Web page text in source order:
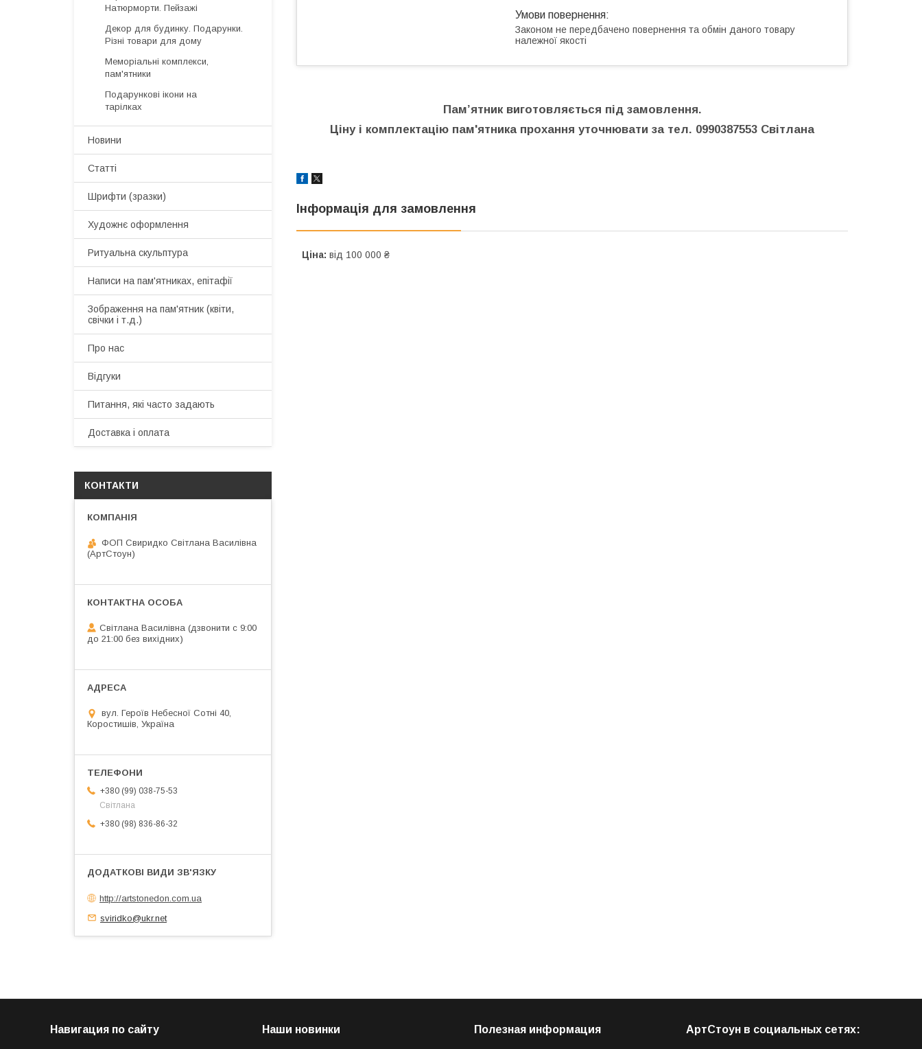
Законом не передбачено повернення та обмін даного товару
належної якості
Пам’ятник виготовляється під замовлення.
Ціну і комплектацію пам'ятника прохання уточнювати за тел. 0990387553 Світлана
Інформація для замовлення
Ціна: від 100 000 ₴
Натюрморти. Пейзажі
Декор для будинку. Подарунки.
Різні товари для дому
Меморіальні комплекси,
пам'ятники
Подарункові ікони на
тарілках
Новини
Статті
Шрифти (зразки)
Художнє оформлення
Ритуальна скульптура
Написи на пам'ятниках, епітафії
Зображення на пам'ятник (квіти,
свічки і т.д.)
Про нас
Відгуки
Питання, які часто задають
Доставка і оплата
КОНТАКТИ
ФОП Свиридко Світлана Василівна
(АртСтоун)
Світлана Василівна (дзвонити с 9:00
до 21:00 без вихідних)
вул. Героїв Небесної Сотні 40,
Коростишів, Україна
+380 (99) 038-75-53
Світлана
+380 (98) 836-86-32
http://artstonedon.com.ua
sviridko@ukr.net
Навигация по сайту Наши новинки Полезная информация АртСтоун в социальных сетях: